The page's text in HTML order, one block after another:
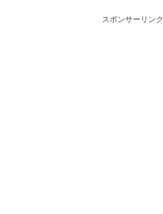
スポンサーリンク